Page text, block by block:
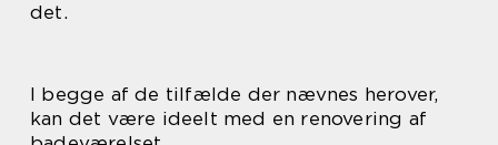
det.
I begge af de tilfælde der nævnes herover,
kan det være ideelt med en renovering af